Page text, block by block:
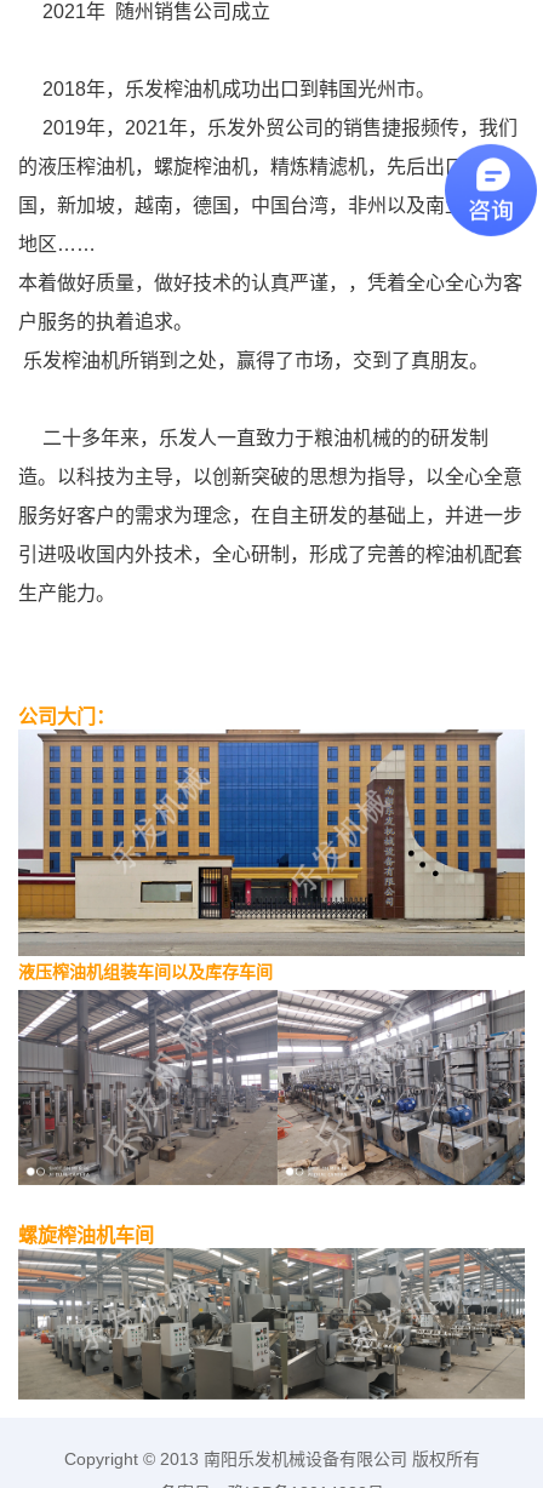
2021年 随州销售公司成立
2018年，乐发榨油机成功出口到韩国光州市。
2019年，2021年，乐发外贸公司的销售捷报频传，我们
的液压榨油机，螺旋榨油机，精炼精滤机，先后出口到了美
国，新加坡，越南，德国，中国台湾，非州以及南亚诸国等
地区……
本着做好质量，做好技术的认真严谨，，凭着全心全心为客
户服务的执着追求。
乐发榨油机所销到之处，赢得了市场，交到了真朋友。
二十多年来，乐发人一直致力于粮油机械的的研发制
造。以科技为主导，以创新突破的思想为指导，以全心全意
服务好客户的需求为理念，在自主研发的基础上，并进一步
引进吸收国内外技术，全心研制，形成了完善的榨油机配套
生产能力。
公司大门：
液压榨油机组装车间以及库存车间
螺旋榨油机车间
Copyright © 2013 南阳乐发机械设备有限公司 版权所有